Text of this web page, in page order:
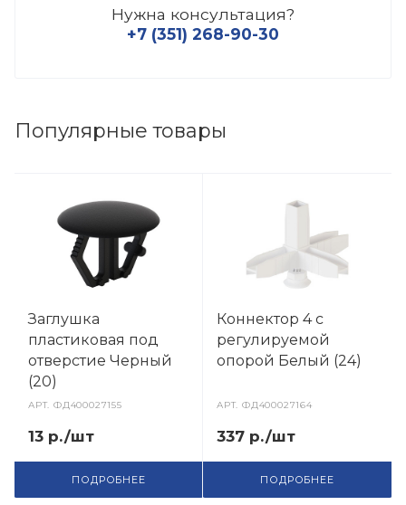
Нужна консультация?
+7 (351) 268-90-30
Популярные товары
Заглушка
пластиковая под
отверстие Черный
(20)
АРТ.ФД400027155
13 р./шт
ПОДРОБНЕЕ
Коннектор 4 с
регулируемой
опорой Белый (24)
АРТ.ФД400027164
337 р./шт
ПОДРОБНЕЕ